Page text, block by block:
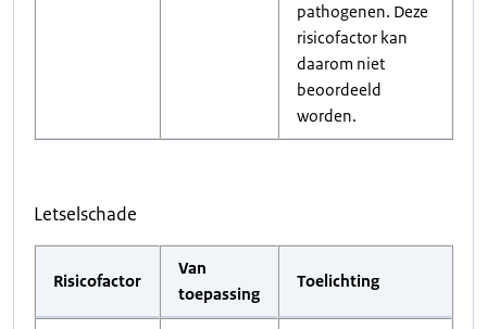
pathogenen. Deze
risicofactor kan
daarom niet
beoordeeld
worden.
Letselschade
Risicofactor
Van
toepassing
Toelichting